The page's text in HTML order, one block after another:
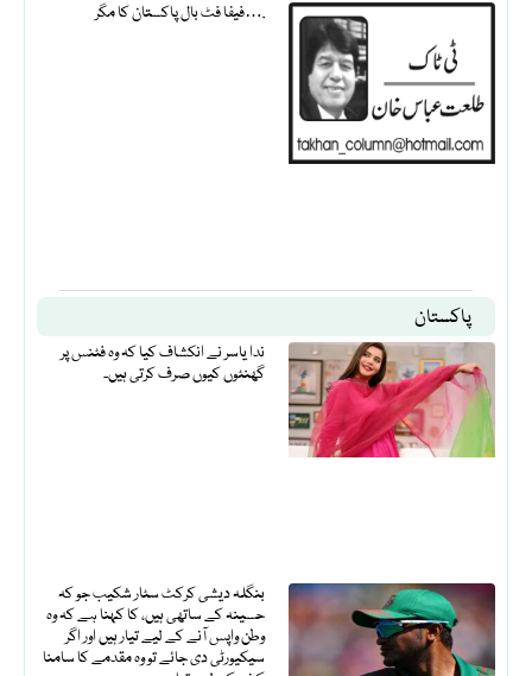
فیفا فٹ بال پاکستان کا مگر….
پاکستان
ندا یاسر نے انکشاف کیا کہ وہ فٹنس پر
گھنٹوں کیوں صرف کرتی ہیں۔
بنگلہ دیشی کرکٹ سٹار شکیب جو کہ
حسینہ کے ساتھی ہیں، کا کہنا ہے کہ وہ
وطن واپس آنے کے لیے تیار ہیں اور اگر
سیکیورٹی دی جائے تو وہ مقدمے کا سامنا